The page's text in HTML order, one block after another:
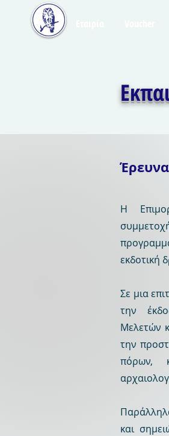
Η
εκδοτική
Σε μια
την
Μελετών
την
πόρων,
και